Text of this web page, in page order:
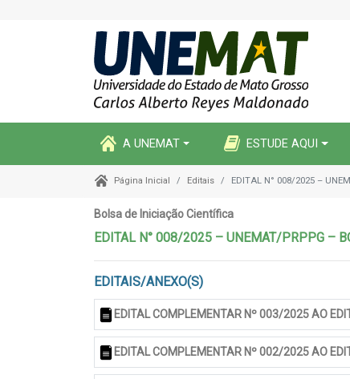
A UNEMAT ESTUDE AQUI
Página Inicial Editais EDITAL N° 008/2025 –
Bolsa de Iniciação Científica
EDITAL N° 008/2025 – UNEMAT/PRPPG –
EDITAIS/ANEXO(S)
EDITAL COMPLEMENTAR Nº 003/2025 AO
EDITAL COMPLEMENTAR Nº 002/2025 AO